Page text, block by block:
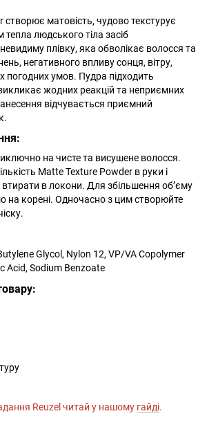
створює матовість, чудово текстурує
людського тіла засіб
плівку, яка обволікає волосся та
негативного впливу сонця, вітру,
погодних умов. Пудра підходить
жодних реакцій та неприємних
відчувається приємний
на чисте та висушене волосся.
Matte Texture Powder в руки і
втирати в локони. Для збільшення об’єму
на корені. Одночасно з цим створюйте
Glycol, Nylon 12, VP/VA Copolymer
Acid, Sodium Benzoate
Reuzel читай у нашому гайді.